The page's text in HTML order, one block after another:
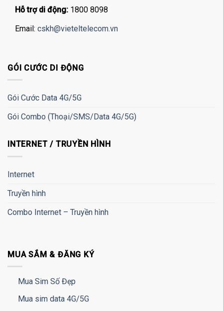
Hỗ trợ di động: 1800 8098
Email: cskh@vieteltelecom.vn
GÓI CƯỚC DI ĐỘNG
Gói Cước Data 4G/5G
Gói Combo (Thoại/SMS/Data 4G/5G)
INTERNET / TRUYỀN HÌNH
Internet
Truyền hình
Combo Internet – Truyền hình
MUA SẮM & ĐĂNG KÝ
Mua Sim Số Đẹp
Mua sim data 4G/5G